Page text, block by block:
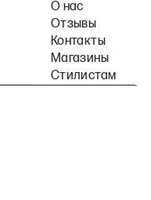
О нас
Отзывы
Контакты
Магазины
Стилистам